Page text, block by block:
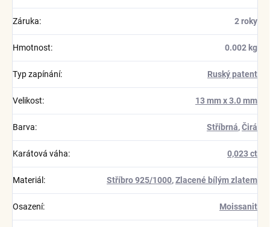
Záruka: 2 roky
Hmotnost: 0.002 kg
Typ zapínání: Ruský patent
Velikost: 13 mm x 3.0 mm
Barva: Stříbrná,Čirá
Karátová váha: 0,023 ct
Materiál: Stříbro 925/1000,Zlacené bílým zlatem
Osazení: Moissanit